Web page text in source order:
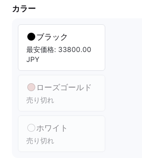
カラー
ブラック
最安価格: 33800.00
JPY
ローズゴールド
売り切れ
ホワイト
売り切れ